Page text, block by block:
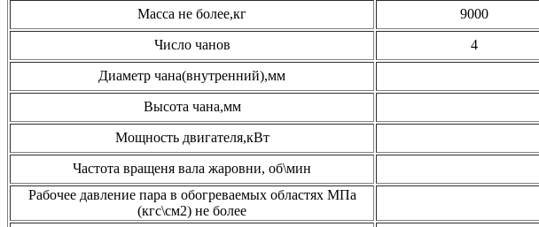
Масса не более,кг 9000
Число чанов 4
Диаметр чана(внутренний),мм
Высота чана,мм
Мощность двигателя,кВт
Частота вращеня вала жаровни, об\мин
Рабочее давление пара в обогреваемых областях МПа
(кгс\см2) не более